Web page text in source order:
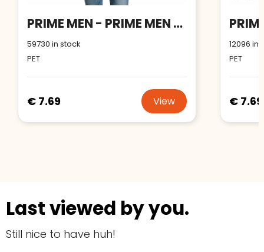
PRIME MEN - PRIME MEN POLO 200gr
59730 in stock
PET
€ 7.69 View
12096 in
PET
€ 7.69
Last viewed by you.
Still nice to have huh!